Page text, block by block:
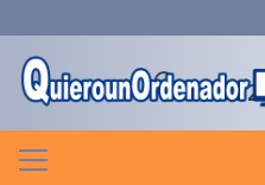
91